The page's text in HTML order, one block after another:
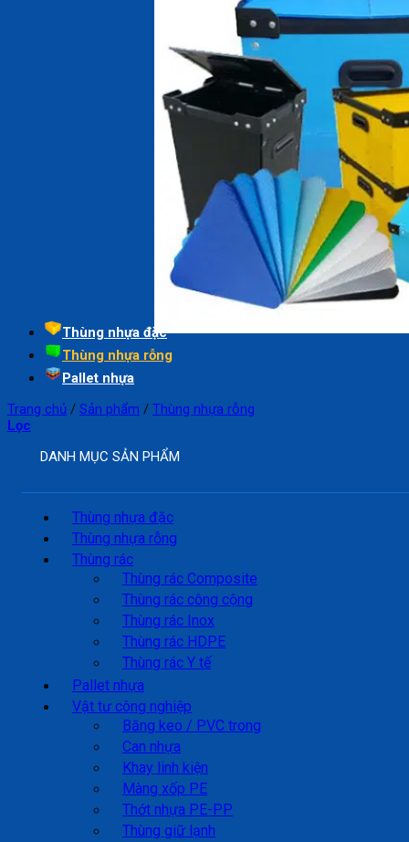
Thùng nhựa đặc
Thùng nhựa rỗng
Pallet nhựa
Trang chủ / Sản phẩm / Thùng nhựa rỗng
Lọc
DANH MỤC SẢN PHẨM
Thùng nhựa đặc
Thùng nhựa rỗng
Thùng rác
Thùng rác Composite
Thùng rác công cộng
Thùng rác Inox
Thùng rác HDPE
Thùng rác Y tế
Pallet nhựa
Vật tư công nghiệp
Băng keo / PVC trong
Can nhựa
Khay linh kiện
Màng xốp PE
Thớt nhựa PE-PP
Thùng giữ lạnh